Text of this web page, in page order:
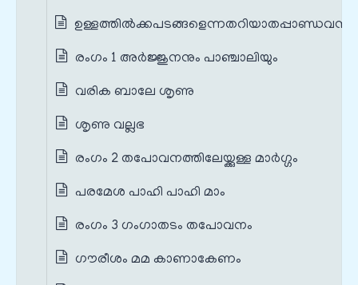
രംഗം 1 അർജ്ജുനനും പാഞ്ചാലിയും
വരിക ബാലേ ശൃണു
ശൃണു വല്ലഭ
രംഗം 2 തപോവനത്തിലേയ്ക്കുള്ള മാർഗ്ഗം
പരമേശ പാഹി പാഹി മാം
രംഗം 3 ഗംഗാതടം തപോവനം
ഗൗരീശം മമ കാണാകേണം